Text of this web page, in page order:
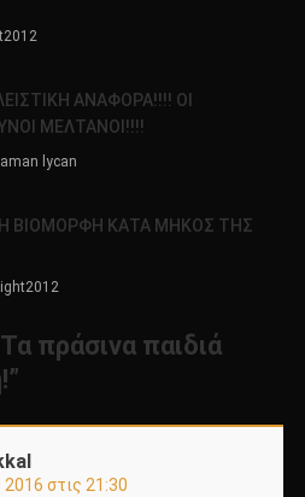
ΑΝΑΦΟΡΑ!!!! ΟΙ
ΜΕΛΤΑΝΟΙ!!!!
lycan
Η ΒΙΟΜΟΡΦΗ ΚΑΤΑ ΜΗΚΟΣ ΤΗΣ
Τα πράσινα παιδιά
”
στις 21:30